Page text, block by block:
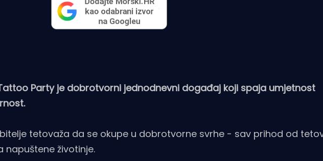
Party je dobrotvorni jednodnevni događaj koji spaja umjetnost
tetovaža da se okupe u dobrotvorne svrhe - sav prihod od
napuštene životinje.